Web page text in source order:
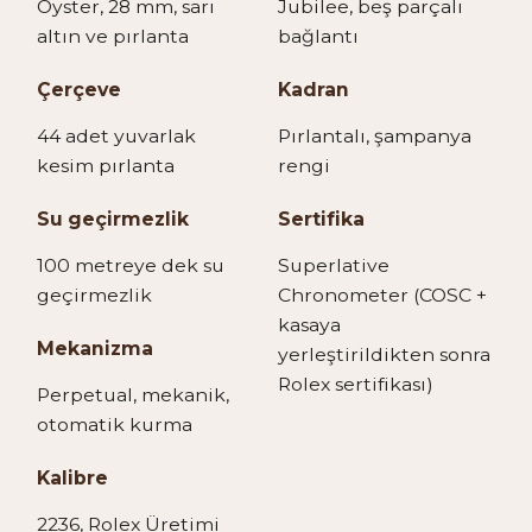
Oyster, 28 mm, sarı
altın ve pırlanta
Çerçeve
44 adet yuvarlak
kesim pırlanta
Su geçirmezlik
100 metreye dek su
geçirmezlik
Mekanizma
Perpetual, mekanik,
otomatik kurma
Kalibre
2236, Rolex Üretimi
Jubilee, beş parçalı
bağlantı
Kadran
Pırlantalı, şampanya
rengi
Sertifika
Superlative
Chronometer (COSC +
kasaya
yerleştirildikten sonra
Rolex sertifikası)